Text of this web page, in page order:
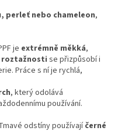
perleť nebo chameleon,
je extrémně měkká,
roztažnosti se přizpůsobí i
Práce s ní je rychlá,
, který odolává
používání.
odstíny používajíčerné